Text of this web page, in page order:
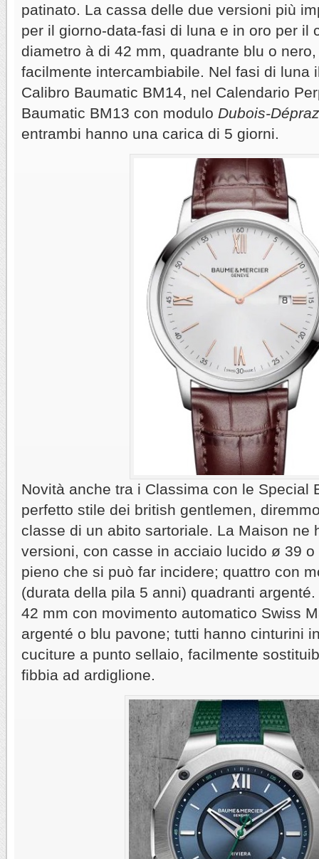
patinato. La cassa delle due versioni più
per il giorno-data-fasi di luna e in oro per il
diametro à di 42 mm, quadrante blu o
facilmente intercambiabile. Nel fasi di luna
Calibro Baumatic BM14, nel Calendario
Baumatic BM13 con modulo Dubois-Dépraz
entrambi hanno una carica di 5 giorni.
Novità anche tra i Classima con le Special
perfetto stile dei british gentlemen,
classe di un abito sartoriale. La Maison ne
versioni, con casse in acciaio lucido ø 39
pieno che si può far incidere; quattro con
(durata della pila 5 anni) quadranti
42 mm con movimento automatico Swiss
argenté o blu pavone; tutti hanno cinturini
cuciture a punto sellaio, facilmente
fibbia ad ardiglione.